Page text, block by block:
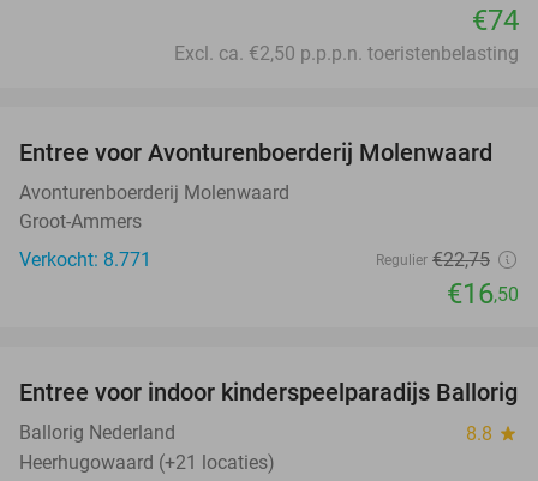
€74
Excl. ca. €2,50 p.p.p.n. toeristenbelasting
27%
Entree voor Avonturenboerderij Molenwaard
Avonturenboerderij Molenwaard
Groot-Ammers
Verkocht: 8.771
Regulier €22,75
€16,50
32%
Entree voor indoor kinderspeelparadijs Ballorig
Ballorig Nederland 8.8 star
Heerhugowaard (+21 locaties)